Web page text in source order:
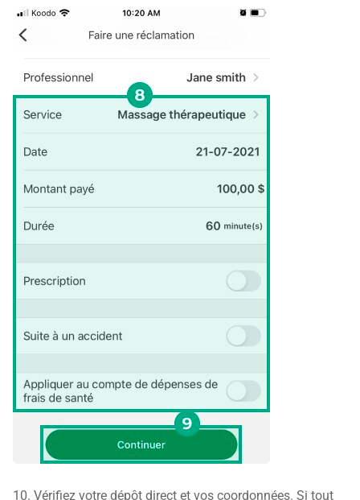
10. Vérifiez votre dépôt direct et vos coordonnées. Si tout